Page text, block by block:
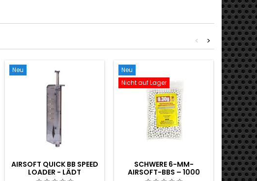
>
<
Neu
AIRSOFT QUICK BB SPEED
LOADER - LÄDT
Neu
Nicht auf Lager
SCHWERE 6-MM-
AIRSOFT-BBS – 1000
Neu